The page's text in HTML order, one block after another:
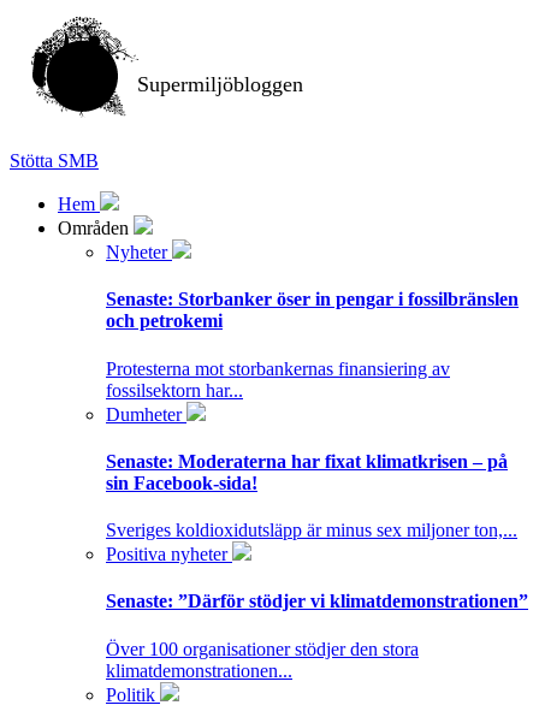
Supermiljöbloggen
Stötta SMB
Hem
Områden
Nyheter
Senaste: Storbanker öser in pengar i fossilbränslen
och petrokemi
Protesterna mot storbankernas finansiering av
fossilsektorn har...
Dumheter
Senaste: Moderaterna har fixat klimatkrisen – på
sin Facebook-sida!
Sveriges koldioxidutsläpp är minus sex miljoner ton,...
Positiva nyheter
Senaste: ”Därför stödjer vi klimatdemonstrationen”
Över 100 organisationer stödjer den stora
klimatdemonstrationen...
Politik